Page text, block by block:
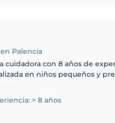
Palencia
cuidadora con 8 años de
en niños pequeños y
incluye trabajo..
> 8 años